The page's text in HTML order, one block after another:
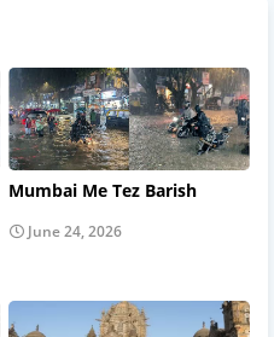
Mumbai Me Tez Barish
June 24, 2026